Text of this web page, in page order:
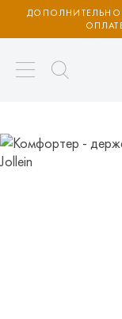
ДОПОЛНИТЕЛЬНО